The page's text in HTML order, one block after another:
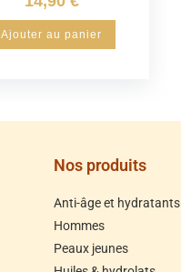
Ajouter au panier
Nos produits
Anti-âge et hydratants
Hommes
Peaux jeunes